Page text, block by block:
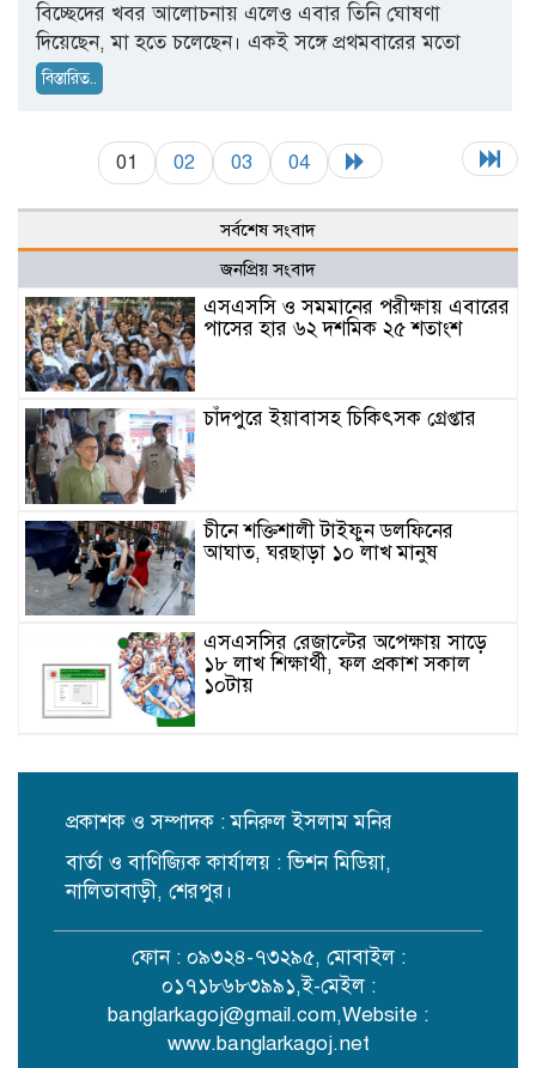
বিচ্ছেদের খবর আলোচনায় এলেও এবার তিনি ঘোষণা
দিয়েছেন, মা হতে চলেছেন। একই সঙ্গে প্রথমবারের মতো
বিস্তারিত..
01 02 03 04
সর্বশেষ সংবাদ
জনপ্রিয় সংবাদ
এসএসসি ও সমমানের পরীক্ষায় এবারের
পাসের হার ৬২ দশমিক ২৫ শতাংশ
চাঁদপুরে ইয়াবাসহ চিকিৎসক গ্রেপ্তার
চীনে শক্তিশালী টাইফুন ডলফিনের
আঘাত, ঘরছাড়া ১০ লাখ মানুষ
এসএসসির রেজাল্টের অপেক্ষায় সাড়ে
১৮ লাখ শিক্ষার্থী, ফল প্রকাশ সকাল
১০টায়
পৌরসভা
মাদকবিরোধী প্রচারণায় শেরপুরে সুপার
কাপ ফুটবলের ফাইনাল
জাজিরায় বাঁশ কাটাকে কেন্দ্র করে
হামলা, নারীসহ আহত ৩
প্রকাশক ও সম্পাদক : মনিরুল ইসলাম মনির
বার্তা ও বাণিজ্যিক কার্যালয় : ভিশন মিডিয়া,
নালিতাবাড়ী, শেরপুর।
ফোন : ০৯৩২৪-৭৩২৯৫, মোবাইল :
০১৭১৮৬৮৩৯৯১,ই-মেইল :
banglarkagoj@gmail.com,Website :
www.banglarkagoj.net